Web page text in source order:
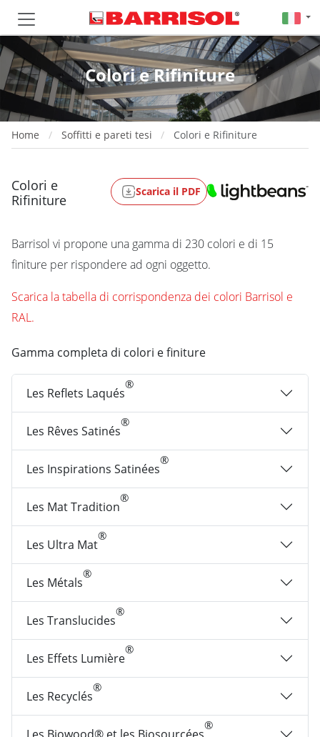
Colori e Rifiniture
Home Soffitti e pareti tesi Colori e Rifiniture
Colori e
Rifiniture
Scarica il PDF
Barrisol vi propone una gamma di 230 colori e di 15
finiture per rispondere ad ogni oggetto.
Scarica la tabella di corrispondenza dei colori Barrisol e
RAL.
Gamma completa di colori e finiture
Les Reflets Laqués
®
Les Rêves Satinés
®
Les Inspirations Satinées
®
Les Mat Tradition
®
Les Ultra Mat
®
Les Métals
®
Les Translucides
®
Les Effets Lumière
®
Les Recyclés
®
Les Biowood® et les Biosourcées
®